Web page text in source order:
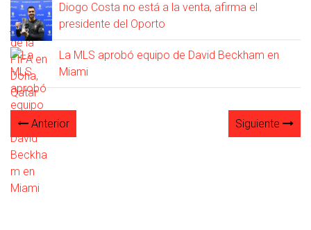
Diogo Costa no está a la venta, afirma el
presidente del Oporto
La MLS aprobó equipo de David Beckham en
Miami
Anterior Siguiente